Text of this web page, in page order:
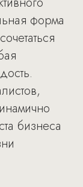
форма
бизнеса